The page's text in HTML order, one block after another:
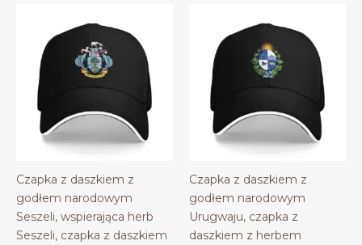
Czapka z daszkiem z
godłem narodowym
Seszeli, wspierająca herb
Seszeli, czapka z daszkiem
Czapka z daszkiem z
godłem narodowym
Urugwaju, czapka z
daszkiem z herbem